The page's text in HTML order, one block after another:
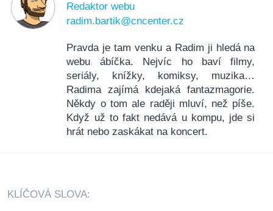
Redaktor webu
radim.bartik@cncenter.cz
Pravda je tam venku a Radim ji hledá na
webu ábíčka. Nejvíc ho baví filmy,
seriály, knížky, komiksy, muzika…
Radima zajímá kdejaká fantazmagorie.
Někdy o tom ale raději mluví, než píše.
Když už to fakt nedává u kompu, jde si
hrát nebo zaskákat na koncert.
KLÍČOVÁ SLOVA: